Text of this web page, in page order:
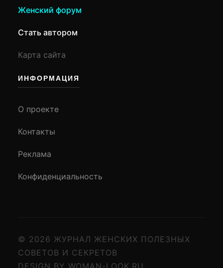
Женский форум
Стать автором
Карта сайта
ИНФОРМАЦИЯ
О проекте
Контакты
Реклама
Конфиденциальность
© 2026 ЖУРНАЛ ЖЕНСКИХ ПОЛЕЗНЫХ
СОВЕТОВ И СЕКРЕТОВ
DESIGN BY WOMAN-LOOK.RU